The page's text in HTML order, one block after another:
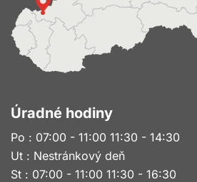
Úradné hodiny
Po : 07:00 - 11:00 11:30 - 14:30
Ut : Nestránkový deň
St : 07:00 - 11:00 11:30 - 16:30